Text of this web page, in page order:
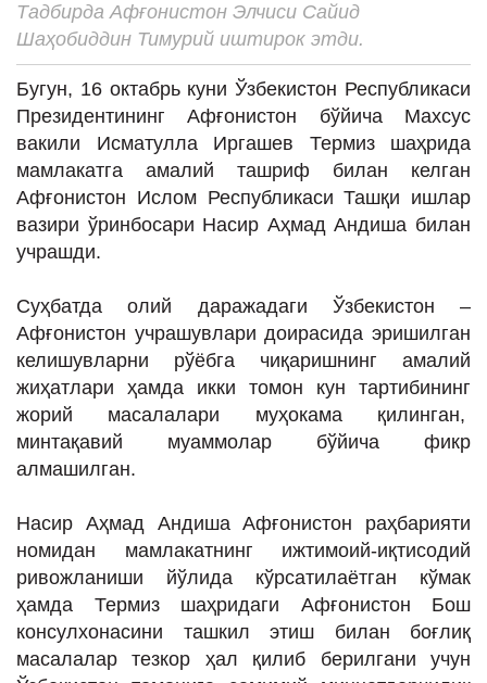
Клип
Кино
ИНТЕРВЬЮ
Таҳлил
Бу қизиқ
СПОРТ
ТЕХНОЛОГИЯ
Тадбирда Афғонистон Элчиси Сайид
Шаҳобиддин Тимурий иштирок этди.
Бугун, 16 октабрь куни Ўзбекистон Республикаси
Президентининг Афғонистон бўйича Махсус
вакили Исматулла Иргашев Термиз шаҳрида
мамлакатга амалий ташриф билан келган
Афғонистон Ислом Республикаси Ташқи ишлар
вазири ўринбосари Насир Аҳмад Андиша билан
учрашди.
Суҳбатда олий даражадаги Ўзбекистон –
Афғонистон учрашувлари доирасида эришилган
келишувларни рўёбга чиқаришнинг амалий
жиҳатлари ҳамда икки томон кун тартибининг
жорий масалалари муҳокама қилинган,
минтақавий муаммолар бўйича фикр
алмашилган.
Насир Аҳмад Андиша Афғонистон раҳбарияти
номидан мамлакатнинг ижтимоий-иқтисодий
ривожланиши йўлида кўрсатилаётган кўмак
ҳамда Термиз шаҳридаги Афғонистон Бош
консулхонасини ташкил этиш билан боғлиқ
масалалар тезкор ҳал қилиб берилгани учун